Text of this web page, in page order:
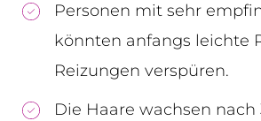
Personen mit sehr
könnten anfangs leichte
Reizungen verspüren.
Die Haare wachsen nach